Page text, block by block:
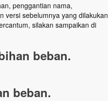
penggantian nama,
versi sebelumnya yang dilakukan
silakan sampaikan di
beban.
beban.